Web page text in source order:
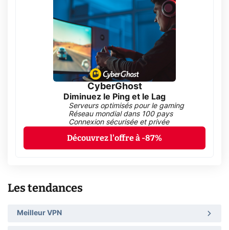
CyberGhost
Diminuez le Ping et le Lag
Serveurs optimisés pour le gaming
Réseau mondial dans 100 pays
Connexion sécurisée et privée
Découvrez l'offre à -87%
Les tendances
Meilleur VPN